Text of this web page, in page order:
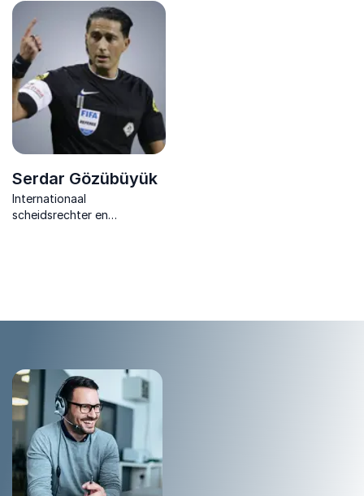
organisatieontwikkeling
inspireert met humor en
praktische inzichten om
fouten te benutten als
motor voor groei en
innovatie.
Serdar Gözübüyük
Internationaal
scheidsrechter en